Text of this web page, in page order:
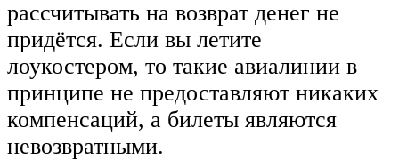
рассчитывать на возврат денег не
придётся. Если вы летите
лоукостером, то такие авиалинии в
принципе не предоставляют никаких
компенсаций, а билеты являются
невозвратными.